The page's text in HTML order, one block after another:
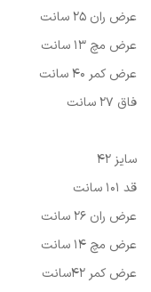
عرض ران 25 سانت
عرض مچ 13 سانت
عرض کمر 40 سانت
فاق 27 سانت
سایز 42
قد 101 سانت
عرض ران 26 سانت
عرض مچ 14 سانت
عرض کمر 42سانت